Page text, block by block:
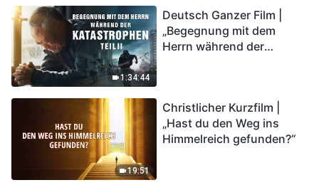
1:34:44
Deutsch Ganzer Film |
„Begegnung mit dem
Herrn während der
in das Königreich Gottes
eintreten?
19:51
Christlicher Kurzfilm |
„Hast du den Weg ins
Himmelreich gefunden?“